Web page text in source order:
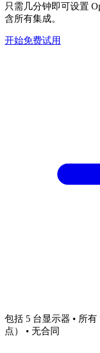
只需几分钟即可设置
含所有集成。
开始免费试用
包括 5 台显示器 • 所
点） • 无合同